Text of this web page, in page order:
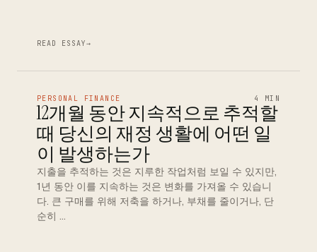
READ ESSAY→
PERSONAL FINANCE 4 MIN
12개월 동안 지속적으로 추적할
때 당신의 재정 생활에 어떤 일
이 발생하는가
지출을 추적하는 것은 지루한 작업처럼 보일 수 있지만,
1년 동안 이를 지속하는 것은 변화를 가져올 수 있습니
다. 큰 구매를 위해 저축을 하거나, 부채를 줄이거나, 단
순히 …